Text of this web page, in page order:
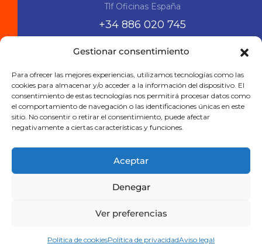
Gestionar consentimiento
Para ofrecer las mejores experiencias, utilizamos tecnologías como las
cookies para almacenar y/o acceder a la información del dispositivo. El
consentimiento de estas tecnologías nos permitirá procesar datos como
el comportamiento de navegación o las identificaciones únicas en este
sitio. No consentir o retirar el consentimiento, puede afectar
negativamente a ciertas características y funciones.
Aceptar
Denegar
Ver preferencias
Política de cookiesPolítica de privacidadAviso legal
Tlf Oficinas España
+34 886 020 745
Siguenos en las RRSS
Aviso legal
Política de privacidad